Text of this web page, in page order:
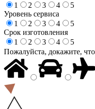
1
2 3 4
5
Уровень сервиса
1
2 3 4
5
Срок изготовления
1
2 3 4
5
Пожалуйста, докажите,